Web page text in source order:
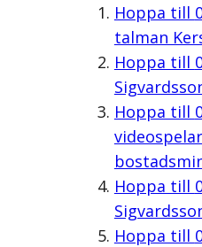
Hoppa till
talman
Hoppa till
Hoppa till
Hoppa till
Hoppa till